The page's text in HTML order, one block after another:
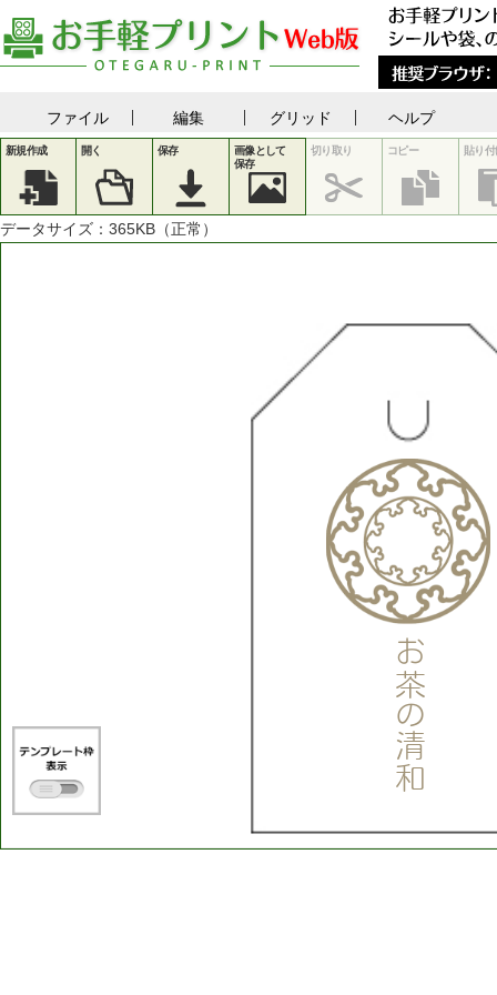
ファイル 編集 グリッド ヘルプ
新規作成 開く 保存
画像として
保存
切り取り コピー 貼り付
データサイズ： 365KB（正常）
お
茶
の
清
和